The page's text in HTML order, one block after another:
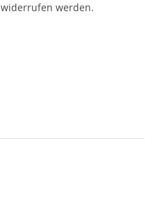
widerrufen werden.